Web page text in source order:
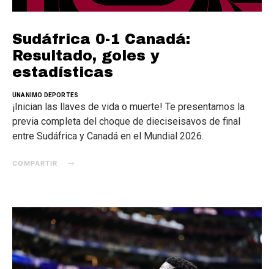
Sudáfrica 0-1 Canadá:
Resultado, goles y
estadísticas
UNANIMO DEPORTES
¡Inician las llaves de vida o muerte! Te presentamos la
previa completa del choque de dieciseisavos de final
entre Sudáfrica y Canadá en el Mundial 2026.
COMPARTIR